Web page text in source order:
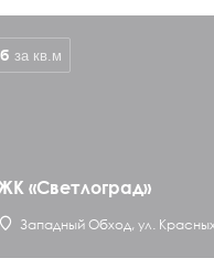
«Светлоград»
Западный Обход, ул.
за кв.м